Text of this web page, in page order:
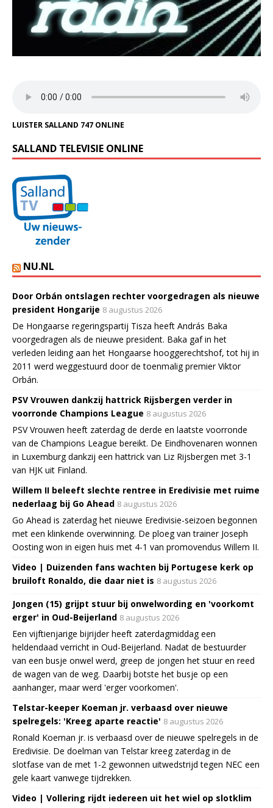
LUISTER SALLAND 747 ONLINE
SALLAND TELEVISIE ONLINE
NU.NL
Door Orbán ontslagen rechter voorgedragen als nieuwe
president Hongarije 8 augustus 2026
De Hongaarse regeringspartij Tisza heeft András Baka
voorgedragen als de nieuwe president. Baka gaf in het
verleden leiding aan het Hongaarse hooggerechtshof, tot hij in
2011 werd weggestuurd door de toenmalig premier Viktor
Orbán.
PSV Vrouwen dankzij hattrick Rijsbergen verder in
voorronde Champions League 8 augustus 2026
PSV Vrouwen heeft zaterdag de derde en laatste voorronde
van de Champions League bereikt. De Eindhovenaren wonnen
in Luxemburg dankzij een hattrick van Liz Rijsbergen met 3-1
van HJK uit Finland.
Willem II beleeft slechte rentree in Eredivisie met ruime
nederlaag bij Go Ahead 8 augustus 2026
Go Ahead is zaterdag het nieuwe Eredivisie-seizoen begonnen
met een klinkende overwinning. De ploeg van trainer Joseph
Oosting won in eigen huis met 4-1 van promovendus Willem II.
Video | Duizenden fans wachten bij Portugese kerk op
bruiloft Ronaldo, die daar niet is 8 augustus 2026
Jongen (15) grijpt stuur bij onwelwording en 'voorkomt
erger' in Oud-Beijerland 8 augustus 2026
Een vijftienjarige bijrijder heeft zaterdagmiddag een
heldendaad verricht in Oud-Beijerland. Nadat de bestuurder
van een busje onwel werd, greep de jongen het stuur en reed
de wagen van de weg. Daarbij botste het busje op een
aanhanger, maar werd 'erger voorkomen'.
Telstar-keeper Koeman jr. verbaasd over nieuwe
spelregels: 'Kreeg aparte reactie' 8 augustus 2026
Ronald Koeman jr. is verbaasd over de nieuwe spelregels in de
Eredivisie. De doelman van Telstar kreeg zaterdag in de
slotfase van de met 1-2 gewonnen uitwedstrijd tegen NEC een
gele kaart vanwege tijdrekken.
Video | Vollering rijdt iedereen uit het wiel op slotklim